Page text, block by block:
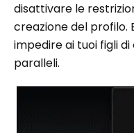
disattivare le
creazione del profilo.
impedire ai tuoi figli
paralleli.